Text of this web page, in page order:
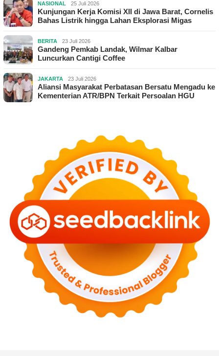
NASIONAL 25 Juli 2026
Kunjungan Kerja Komisi XII di Jawa Barat, Cornelis
Bahas Listrik hingga Lahan Eksplorasi Migas
BERITA 23 Juli 2026
Gandeng Pemkab Landak, Wilmar Kalbar
Luncurkan Cantigi Coffee
JAKARTA 23 Juli 2026
Aliansi Masyarakat Perbatasan Bersatu Mengadu ke
Kementerian ATR/BPN Terkait Persoalan HGU